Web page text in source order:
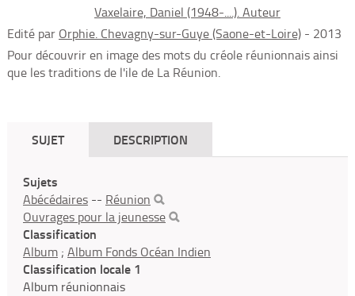
Vaxelaire, Daniel (1948-....). Auteur
Edité par Orphie. Chevagny-sur-Guye (Saone-et-Loire) - 2013
Pour découvrir en image des mots du créole réunionnais ainsi
que les traditions de l'ile de La Réunion.
SUJET DESCRIPTION
Sujets
Abécédaires -- Réunion
Ouvrages pour la jeunesse
Classification
Album ; Album Fonds Océan Indien
Classification locale 1
Album réunionnais